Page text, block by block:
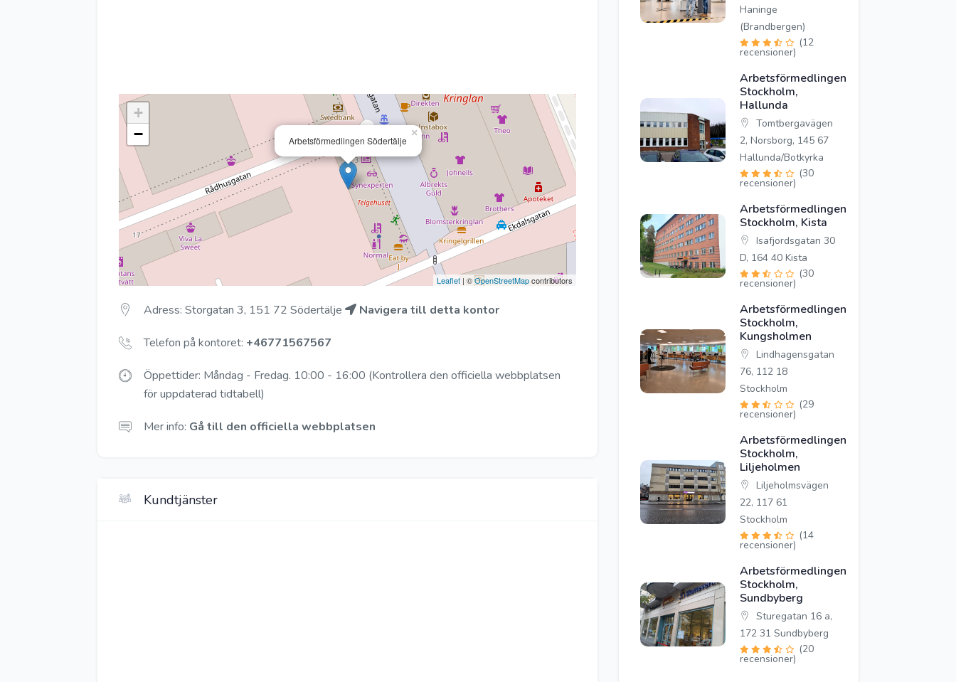
Arbetsförmedlingen Södertälje
×
+
−
Leaflet | ©OpenStreetMapcontributors
Adress: Storgatan 3, 151 72 Södertälje Navigera till detta kontor
Telefon på kontoret: +46771567567
Öppettider: Måndag - Fredag. 10:00 - 16:00 (Kontrollera den officiella webbplatsen
för uppdaterad tidtabell)
Mer info: Gå till den officiella webbplatsen
Kundtjänster
Haninge
(Brandbergen)
(12
recensioner)
Arbetsförmedlingen
Stockholm,
Hallunda
Tomtbergavägen
2, Norsborg, 145 67
Hallunda/Botkyrka
(30
recensioner)
Arbetsförmedlingen
Stockholm, Kista
Isafjordsgatan 30
D, 164 40 Kista
(30
recensioner)
Arbetsförmedlingen
Stockholm,
Kungsholmen
Lindhagensgatan
76, 112 18
Stockholm
(29
recensioner)
Arbetsförmedlingen
Stockholm,
Liljeholmen
Liljeholmsvägen
22, 117 61
Stockholm
(14
recensioner)
Arbetsförmedlingen
Stockholm,
Sundbyberg
Sturegatan 16 a,
172 31 Sundbyberg
(20
recensioner)